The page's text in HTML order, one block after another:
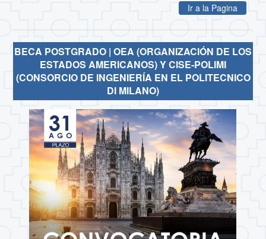
Ir a la Pagina
BECA POSTGRADO | OEA (ORGANIZACIÓN DE LOS
ESTADOS AMERICANOS) Y CISE-POLIMI
(CONSORCIO DE INGENIERÍA EN EL POLITECNICO
DI MILANO)